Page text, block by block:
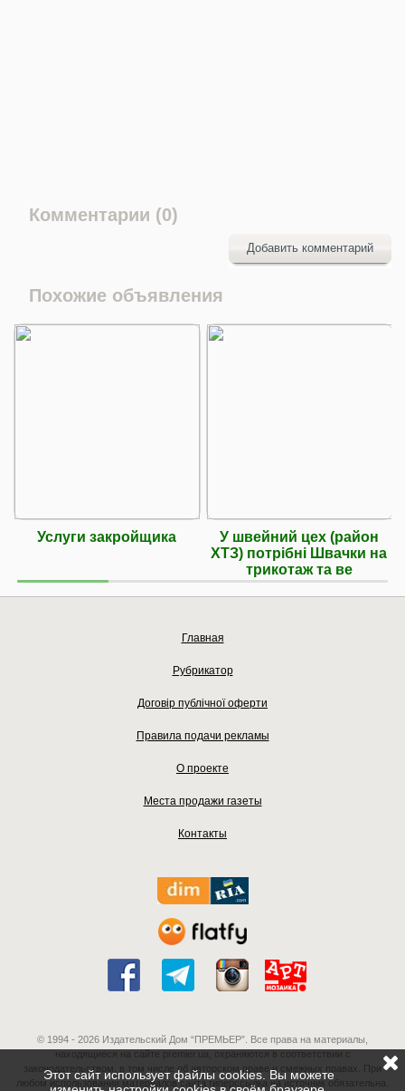
Комментарии (0)
Добавить комментарий
Похожие объявления
Услуги закройщика
У швейний цех (район
ХТЗ) потрібні Швачки на
трикотаж та ве
Главная
Рубрикатор
Договір публічної оферти
Правила подачи рекламы
О проекте
Места продажи газеты
Контакты
© 1994 - 2026 Издательский Дом “ПРЕМЬЕР”. Все права на материалы,
находящиеся на сайте premier.ua, охраняются в соответствии с
законодательством, в том числе об авторском праве и смежных правах. При
любом использовании материалов сайта гиперссылка на источник обязательна.
Этот сайт использует файлы cookies. Вы можете